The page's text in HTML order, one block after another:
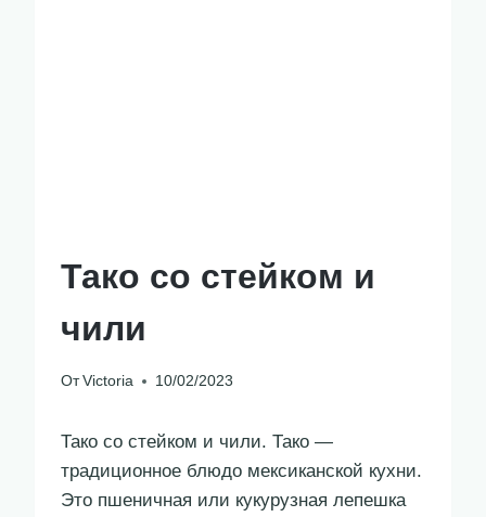
Тако со стейком и
чили
От Victoria 10/02/2023
Тако со стейком и чили. Тако —
традиционное блюдо мексиканской кухни.
Это пшеничная или кукурузная лепешка